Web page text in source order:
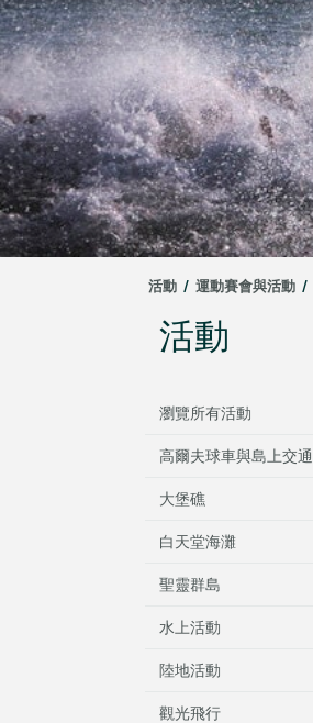
活動 / 運動賽會與活動 /
活動
瀏覽所有活動
高爾夫球車與島上交通
大堡礁
白天堂海灘
聖靈群島
水上活動
陸地活動
觀光飛行